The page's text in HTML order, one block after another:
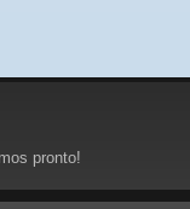
pronto!